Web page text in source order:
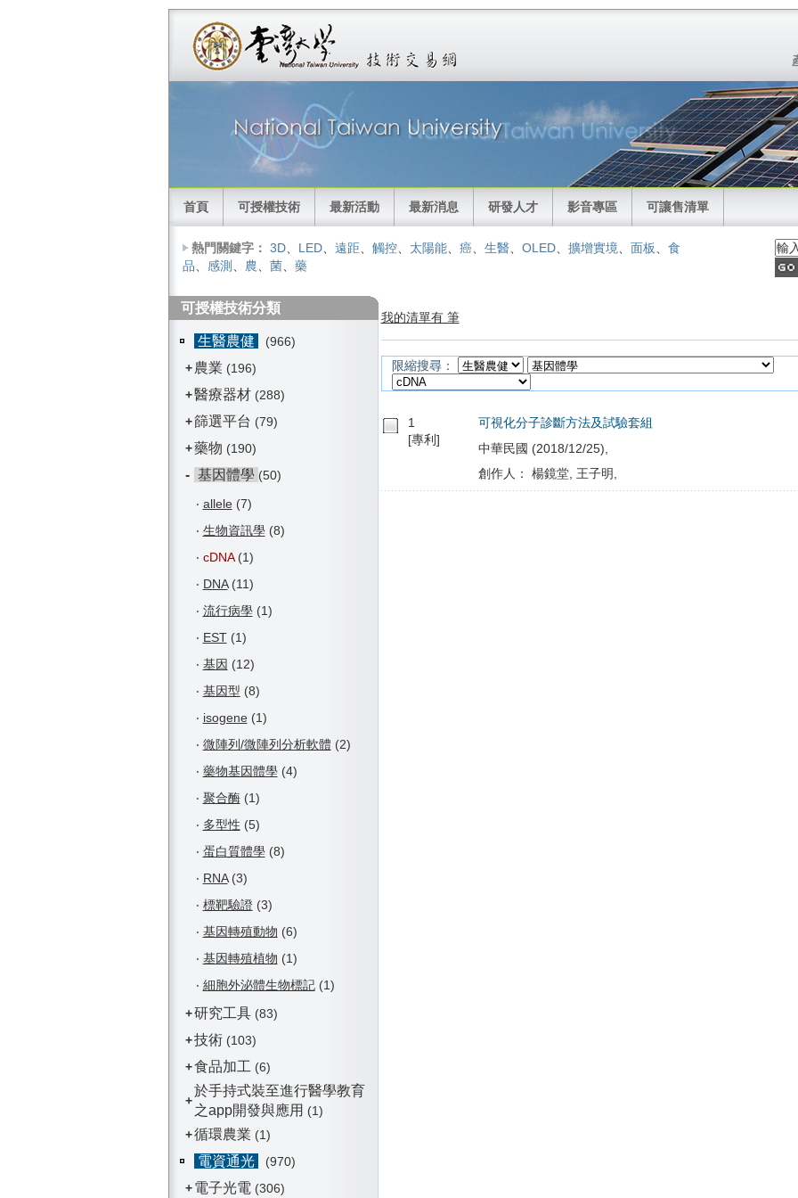
首頁 可授權技術 最新活動 最新消息 研發人才 影音專區 可讓售清單
熱門關鍵字： 3D、 LED、 遠距、 觸控、 太陽能、 癌、 生醫、 OLED、 擴增實境、 面板、 食
品、 感測 、 農、 菌、 藥
可授權技術分類
生醫農健
(966)
+ 農業 (196)
+醫療器材 (288)
+篩選平台 (79)
+藥物 (190)
- 基因體學 (50)
‧ allele(7)
‧ 生物資訊學(8)
‧ cDNA(1)
‧ DNA(11)
‧ 流行病學(1)
‧ EST(1)
‧ 基因 (12)
‧ 基因型 (8)
‧ isogene(1)
‧ 微陣列/微陣列分析軟體 (2)
‧ 藥物基因體學(4)
‧ 聚合酶(1)
‧ 多型性 (5)
‧ 蛋白質體學(8)
‧ RNA(3)
‧ 標靶驗證(3)
‧ 基因轉殖動物 (6)
‧ 基因轉殖植物 (1)
‧ 細胞外泌體生物標記(1)
+研究工具(83)
+技術(103)
+食品加工 (6)
+
於手持式裝至進行醫學教育
之app開發與應用 (1)
+循環農業 (1)
電資通光
(970)
+ 電子光電 (306)
我的清單有 筆
限縮搜尋：
1
[專利]
可視化分子診斷方法及試驗套組
中華民國 (2018/12/25),
創作人： 楊鏡堂, 王子明,